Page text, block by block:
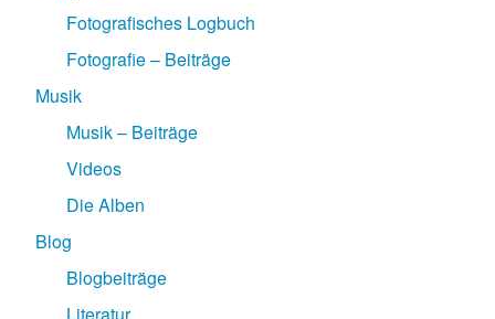
Fotografisches Logbuch
Fotografie – Beiträge
Musik
Musik – Beiträge
Videos
Die Alben
Blog
Blogbeiträge
Literatur